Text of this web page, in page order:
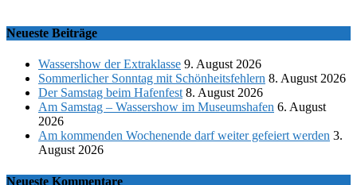
Neueste Beiträge
Wassershow der Extraklasse 9. August 2026
Sommerlicher Sonntag mit Schönheitsfehlern 8. August 2026
Der Samstag beim Hafenfest 8. August 2026
Am Samstag – Wassershow im Museumshafen 6. August
2026
Am kommenden Wochenende darf weiter gefeiert werden 3.
August 2026
Neueste Kommentare